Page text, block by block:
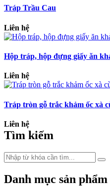
Tráp Trầu Cau
Liên hệ
Hộp tráp, hộp đựng giấy ăn
Liên hệ
Tráp tròn gỗ trắc khảm ốc xà
Liên hệ
Tìm kiếm
Danh mục sản phẩm